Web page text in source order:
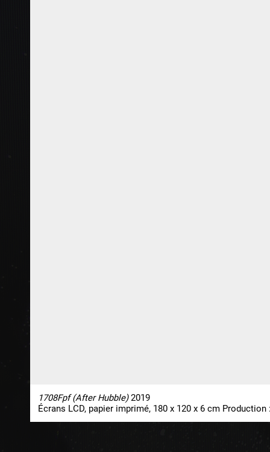
1708Fpf (After Hubble)2019
Écrans LCD, papier imprimé, 180 x 120 x 6 cm